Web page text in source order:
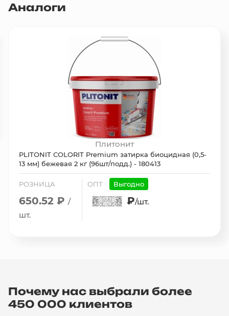
Аналоги
Плитонит
PLITONIT COLORIT Premium затирка биоцидная (0,5-
13 мм) бежевая 2 кг (96шт/подд.) - 180413
РОЗНИЦА
650.52 ₽ /
шт.
ОПТ Выгодно
₽/шт.
Почему нас выбрали более
450 000 клиентов